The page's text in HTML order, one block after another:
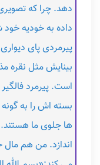
دهد. چرا که
داده به خودیه
پیرمردی پای
بینایش مثل نقره
است. پیرمرد
بسته اش را به
ها جلوی ما
اندازد. من هم مال